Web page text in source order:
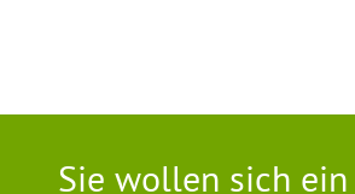
Sie wollen sich